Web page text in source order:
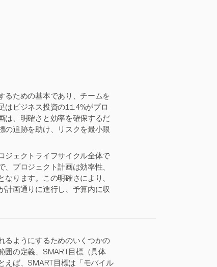
るための基本であり、チームを
はビジネス投資の11.4%がプロ
は、明確さと効率を確保するだ
の追跡を助け、リスクを最小限
ジェクトライフサイクル全体で
プロジェクト計画は効率性、
ります。この明確さにより、
計画通りに進行し、予算内に収
るようにするためのいくつかの
囲の定義、SMART目標（具体
えば、SMART目標は「モバイル